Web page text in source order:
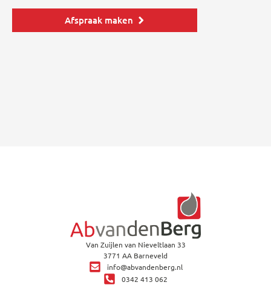
Afspraak maken
Van Zuijlen van Nieveltlaan 33
3771 AA Barneveld
info@abvandenberg.nl
0342 413 062